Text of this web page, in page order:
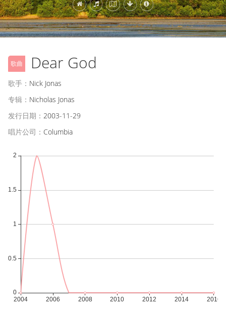
歌曲 Dear God
歌手： Nick Jonas
专辑： Nicholas Jonas
发行日期： 2003-11-29
唱片公司： Columbia